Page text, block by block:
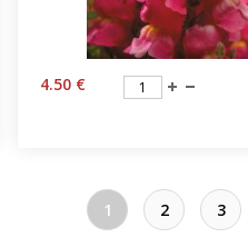
4.50 €
1 2 3